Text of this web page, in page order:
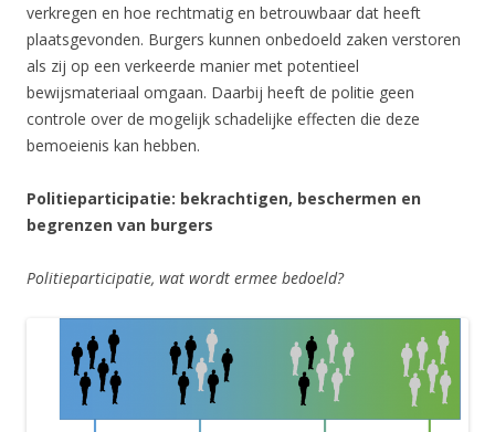
verkregen en hoe rechtmatig en betrouwbaar dat heeft
plaatsgevonden. Burgers kunnen onbedoeld zaken verstoren
als zij op een verkeerde manier met potentieel
bewijsmateriaal omgaan. Daarbij heeft de politie geen
controle over de mogelijk schadelijke effecten die deze
bemoeienis kan hebben.
Politieparticipatie: bekrachtigen, beschermen en
begrenzen van burgers
Politieparticipatie, wat wordt ermee bedoeld?